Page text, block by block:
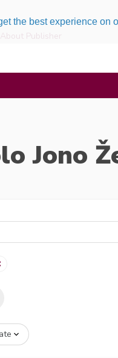
the best experience on
About Publisher
Jono